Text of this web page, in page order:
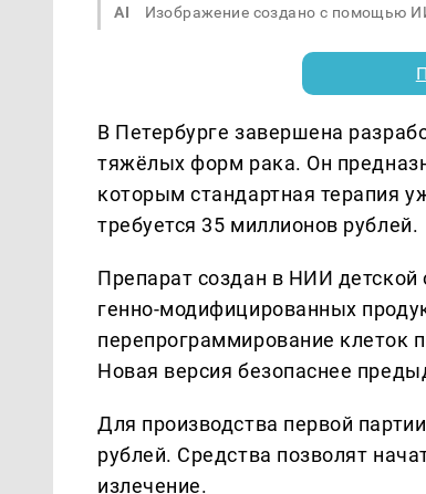
AI Изображение создано с помощью
В Петербурге завершена
тяжёлых форм рака. Он
которым стандартная терапия
требуется 35 миллионов рублей.
Препарат создан в НИИ детской
генно-модифицированных
перепрограммирование клеток
Новая версия безопаснее
Для производства первой
рублей. Средства позволят
излечение.